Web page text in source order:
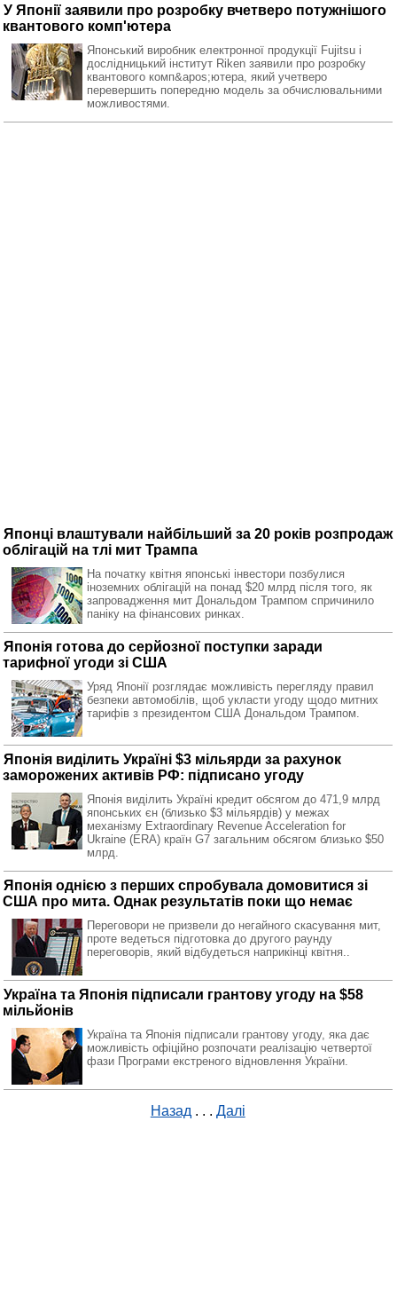
У Японії заявили про розробку вчетверо потужнішого
квантового комп'ютера
Японський виробник електронної продукції Fujitsu і
дослідницький інститут Riken заявили про розробку
квантового комп&apos;ютера, який учетверо
перевершить попередню модель за обчислювальними
можливостями.
Японці влаштували найбільший за 20 років розпродаж
облігацій на тлі мит Трампа
На початку квітня японські інвестори позбулися
іноземних облігацій на понад $20 млрд після того, як
запровадження мит Дональдом Трампом спричинило
паніку на фінансових ринках.
Японія готова до серйозної поступки заради
тарифної угоди зі США
Уряд Японії розглядає можливість перегляду правил
безпеки автомобілів, щоб укласти угоду щодо митних
тарифів з президентом США Дональдом Трампом.
Японія виділить Україні $3 мільярди за рахунок
заморожених активів РФ: підписано угоду
Японія виділить Україні кредит обсягом до 471,9 млрд
японських єн (близько $3 мільярдів) у межах
механізму Extraordinary Revenue Acceleration for
Ukraine (ERA) країн G7 загальним обсягом близько $50
млрд.
Японія однією з перших спробувала домовитися зі
США про мита. Однак результатів поки що немає
Переговори не призвели до негайного скасування мит,
проте ведеться підготовка до другого раунду
переговорів, який відбудеться наприкінці квітня..
Україна та Японія підписали грантову угоду на $58
мільйонів
Україна та Японія підписали грантову угоду, яка дає
можливість офіційно розпочати реалізацію четвертої
фази Програми екстреного відновлення України.
Назад . . . Далі